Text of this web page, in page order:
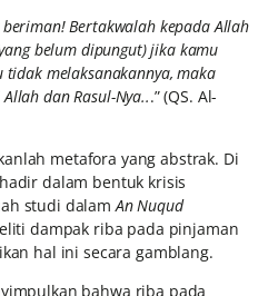
Bertakwalah kepada Allah
belum dipungut) jika kamu
melaksanakannya, maka
dan Rasul-Nya...” (QS. Al-
metafora yang abstrak. Di
dalam bentuk krisis
studi dalamAn Nuqud
dampak riba pada pinjaman
hal ini secara gamblang.
bahwa riba pada